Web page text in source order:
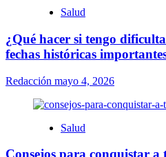
Salud
¿Qué hacer si tengo
fechas históricas
Redacción mayo 4, 2026
Salud